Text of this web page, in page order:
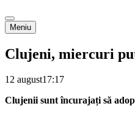
Meniu
Clujeni, miercuri
12 august17:17
Clujenii sunt încurajați să